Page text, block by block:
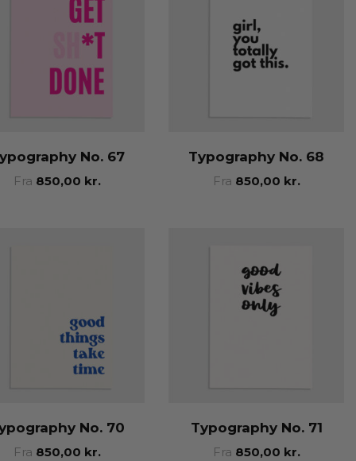
No. 67
Fra 850,00 kr.
Typography No. 68
Fra 850,00 kr.
No. 70
Fra 850,00 kr.
Typography No. 71
Fra 850,00 kr.